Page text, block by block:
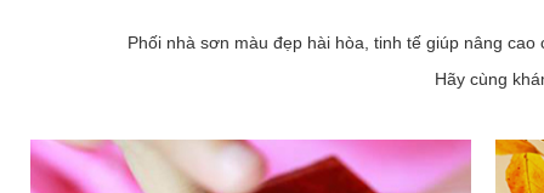
Phối nhà sơn màu đẹp hài hòa, tinh tế giúp nâng
Hãy cùng